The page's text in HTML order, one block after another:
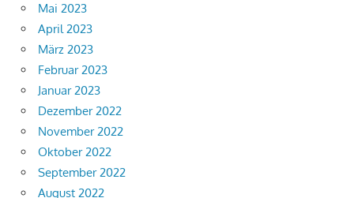
Mai 2023
April 2023
März 2023
Februar 2023
Januar 2023
Dezember 2022
November 2022
Oktober 2022
September 2022
August 2022